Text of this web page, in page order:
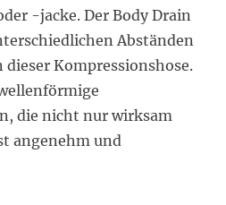
-jacke. Der Body Drain
Abständen
Kompressionshose.
die nicht nur wirksam
angenehm und